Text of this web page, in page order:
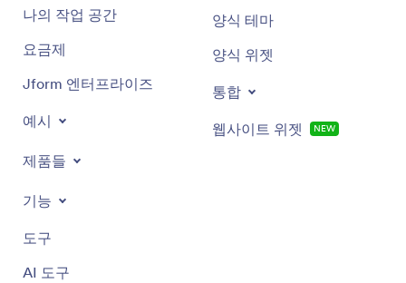
성에 맞게 작업 및 승인 페이지를 완전히 브랜드화
템플릿:
맞춤설정할 수 있는 미리 만들어진 워크플
로 템플릿으로 빠르게 시작하세요.
양식 만들기
나의 작업 공간
요금제
Jform 엔터프라이즈
예시
제품들
기능
도구
양식 테마
양식 위젯
통합
웹사이트 위젯 신규